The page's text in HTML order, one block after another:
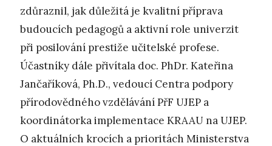
zdůraznil, jak důležitá je kvalitní příprava
budoucích pedagogů a aktivní role univerzit
při posilování prestiže učitelské profese.
Účastníky dále přivítala doc. PhDr. Kateřina
Jančaříková, Ph.D., vedoucí Centra podpory
přírodovědného vzdělávání PřF UJEP a
koordinátorka implementace KRAAU na UJEP.
O aktuálních krocích a prioritách Ministerstva